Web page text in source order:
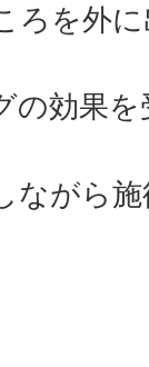
ろを外
の効果
ながら